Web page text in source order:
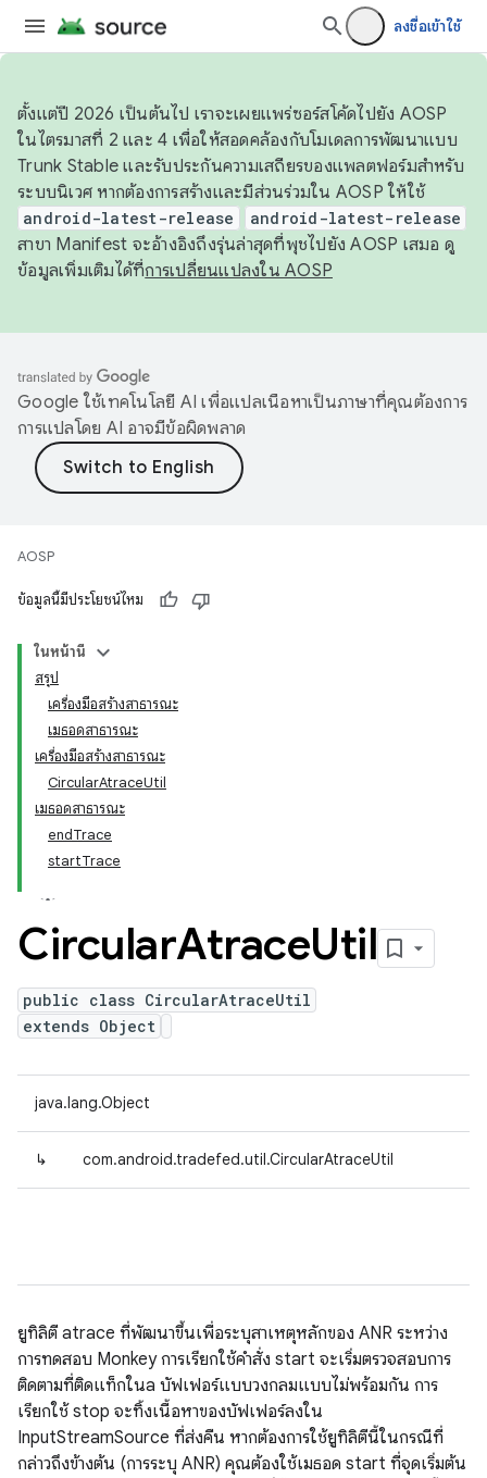
ลงชื่อเข้าใช้
ตั้งแต่ปี 2026 เป็นต้นไป เราจะเผยแพร่ซอร์สโค้ดไปยัง AOSP
ในไตรมาสที่ 2 และ 4 เพื่อให้สอดคล้องกับโมเดลการพัฒนาแบบ
Trunk Stable และรับประกันความเสถียรของแพลตฟอร์มสำหรับ
ระบบนิเวศ หากต้องการสร้างและมีส่วนร่วมใน AOSP ให้ใช้
android-latest-release android-latest-release
สาขา Manifest จะอ้างอิงถึงรุ่นล่าสุดที่พุชไปยัง AOSP เสมอ ดู
ข้อมูลเพิ่มเติมได้ที่การเปลี่ยนแปลงใน AOSP
Google ใช้เทคโนโลยี AI เพื่อแปลเนื้อหาเป็นภาษาที่คุณต้องการ
การแปลโดย AI อาจมีข้อผิดพลาด
AOSP
ข้อมูลนี้มีประโยชน์ไหม
ในหน้านี้
สรุป
เครื่องมือสร้างสาธารณะ
เมธอดสาธารณะ
เครื่องมือสร้างสาธารณะ
CircularAtraceUtil
เมธอดสาธารณะ
endTrace
startTrace
CircularAtraceUtil
public class CircularAtraceUtil
extends Object
java.lang.Object
↳ com.android.tradefed.util.CircularAtraceUtil
ยูทิลิตี atrace ที่พัฒนาขึ้นเพื่อระบุสาเหตุหลักของ ANR ระหว่าง
การทดสอบ Monkey การเรียกใช้คำสั่ง start จะเริ่มตรวจสอบการ
ติดตามที่ติดแท็กในa บัฟเฟอร์แบบวงกลมแบบไม่พร้อมกัน การ
เรียกใช้ stop จะทิ้งเนื้อหาของบัฟเฟอร์ลงใน
InputStreamSource ที่ส่งคืน หากต้องการใช้ยูทิลิตีนี้ในกรณีที่
กล่าวถึงข้างต้น (การระบุ ANR) คุณต้องใช้เมธอด start ที่จุดเริ่มต้น